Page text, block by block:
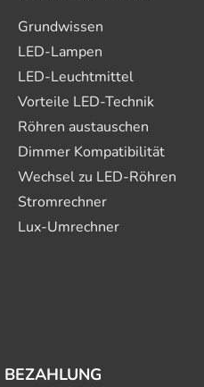
Grundwissen
LED-Lampen
LED-Leuchtmittel
Vorteile LED-Technik
Röhren austauschen
Dimmer Kompatibilität
Wechsel zu LED-Röhren
Stromrechner
Lux-Umrechner
BEZAHLUNG